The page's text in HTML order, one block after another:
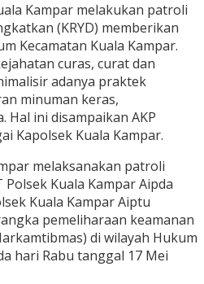
Kampar melakukan patroli
(KRYD) memberikan
Kecamatan Kuala Kampar.
curas, curat dan
adanya praktek
minuman keras,
Hal ini disampaikan AKP
Kapolsek Kuala Kampar.
melaksanakan patroli
Polsek Kuala Kampar Aipda
Kuala Kampar Aiptu
pemeliharaan keamanan
di wilayah Hukum
hari Rabu tanggal 17 Mei